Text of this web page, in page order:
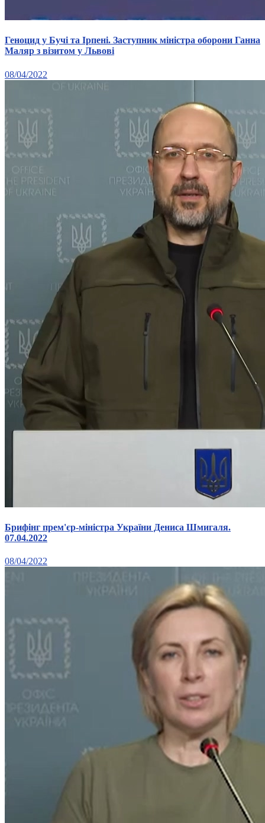
Геноцид у Бучі та Ірпені. Заступник міністра оборони Ганна
Маляр з візитом у Львові
08/04/2022
Брифінг прем'єр-міністра України Дениса Шмигаля.
07.04.2022
08/04/2022